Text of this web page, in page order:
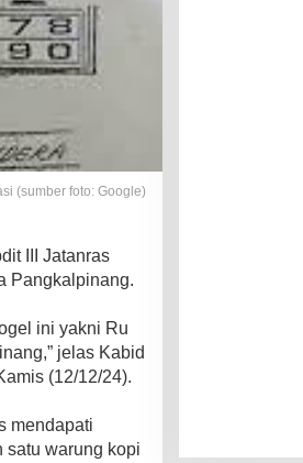
(sumber foto: Google)
III Jatanras
Pangkalpinang.
ini yakni Ru
jelas Kabid
(12/12/24).
mendapati
satu warung kopi